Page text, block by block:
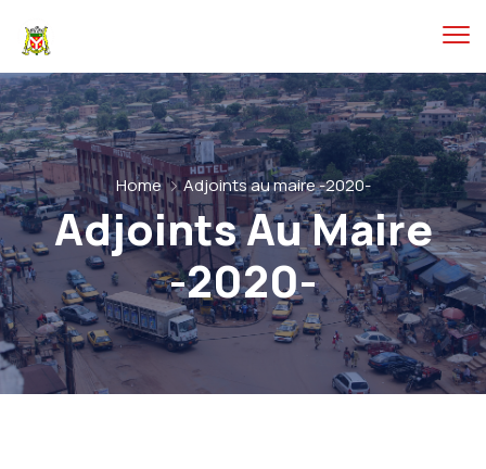
Home Adjoints au maire -2020-
Adjoints Au Maire
-2020-